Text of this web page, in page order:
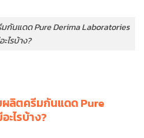
กันแดด Pure Derima Laboratories
ะไรบ้าง?
ผลิตครีมกันแดด Pure
ะไรบ้าง?